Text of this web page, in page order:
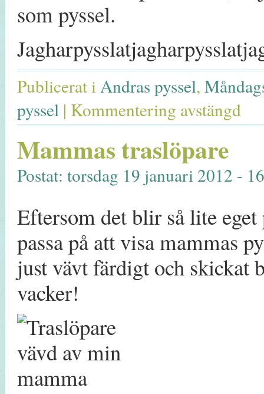
som pyssel.
Publicerat i Andras pyssel,
pyssel | Kommentering avstängd
Mammas traslöpare
Postat: torsdag 19 januari 2012 -
Eftersom det blir så lite
passa på att visa mammas
just vävt färdigt och skickat
vacker!